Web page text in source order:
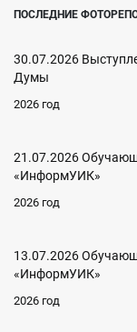
ПОСЛЕДНИЕ
30.07.2026
Думы
2026 год
21.07.2026
«ИнформУИК»
2026 год
13.07.2026
«ИнформУИК»
2026 год